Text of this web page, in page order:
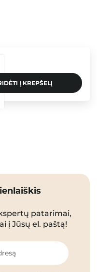
Į KREPŠELĮ
patarimai,
į Jūsų el. paštą!